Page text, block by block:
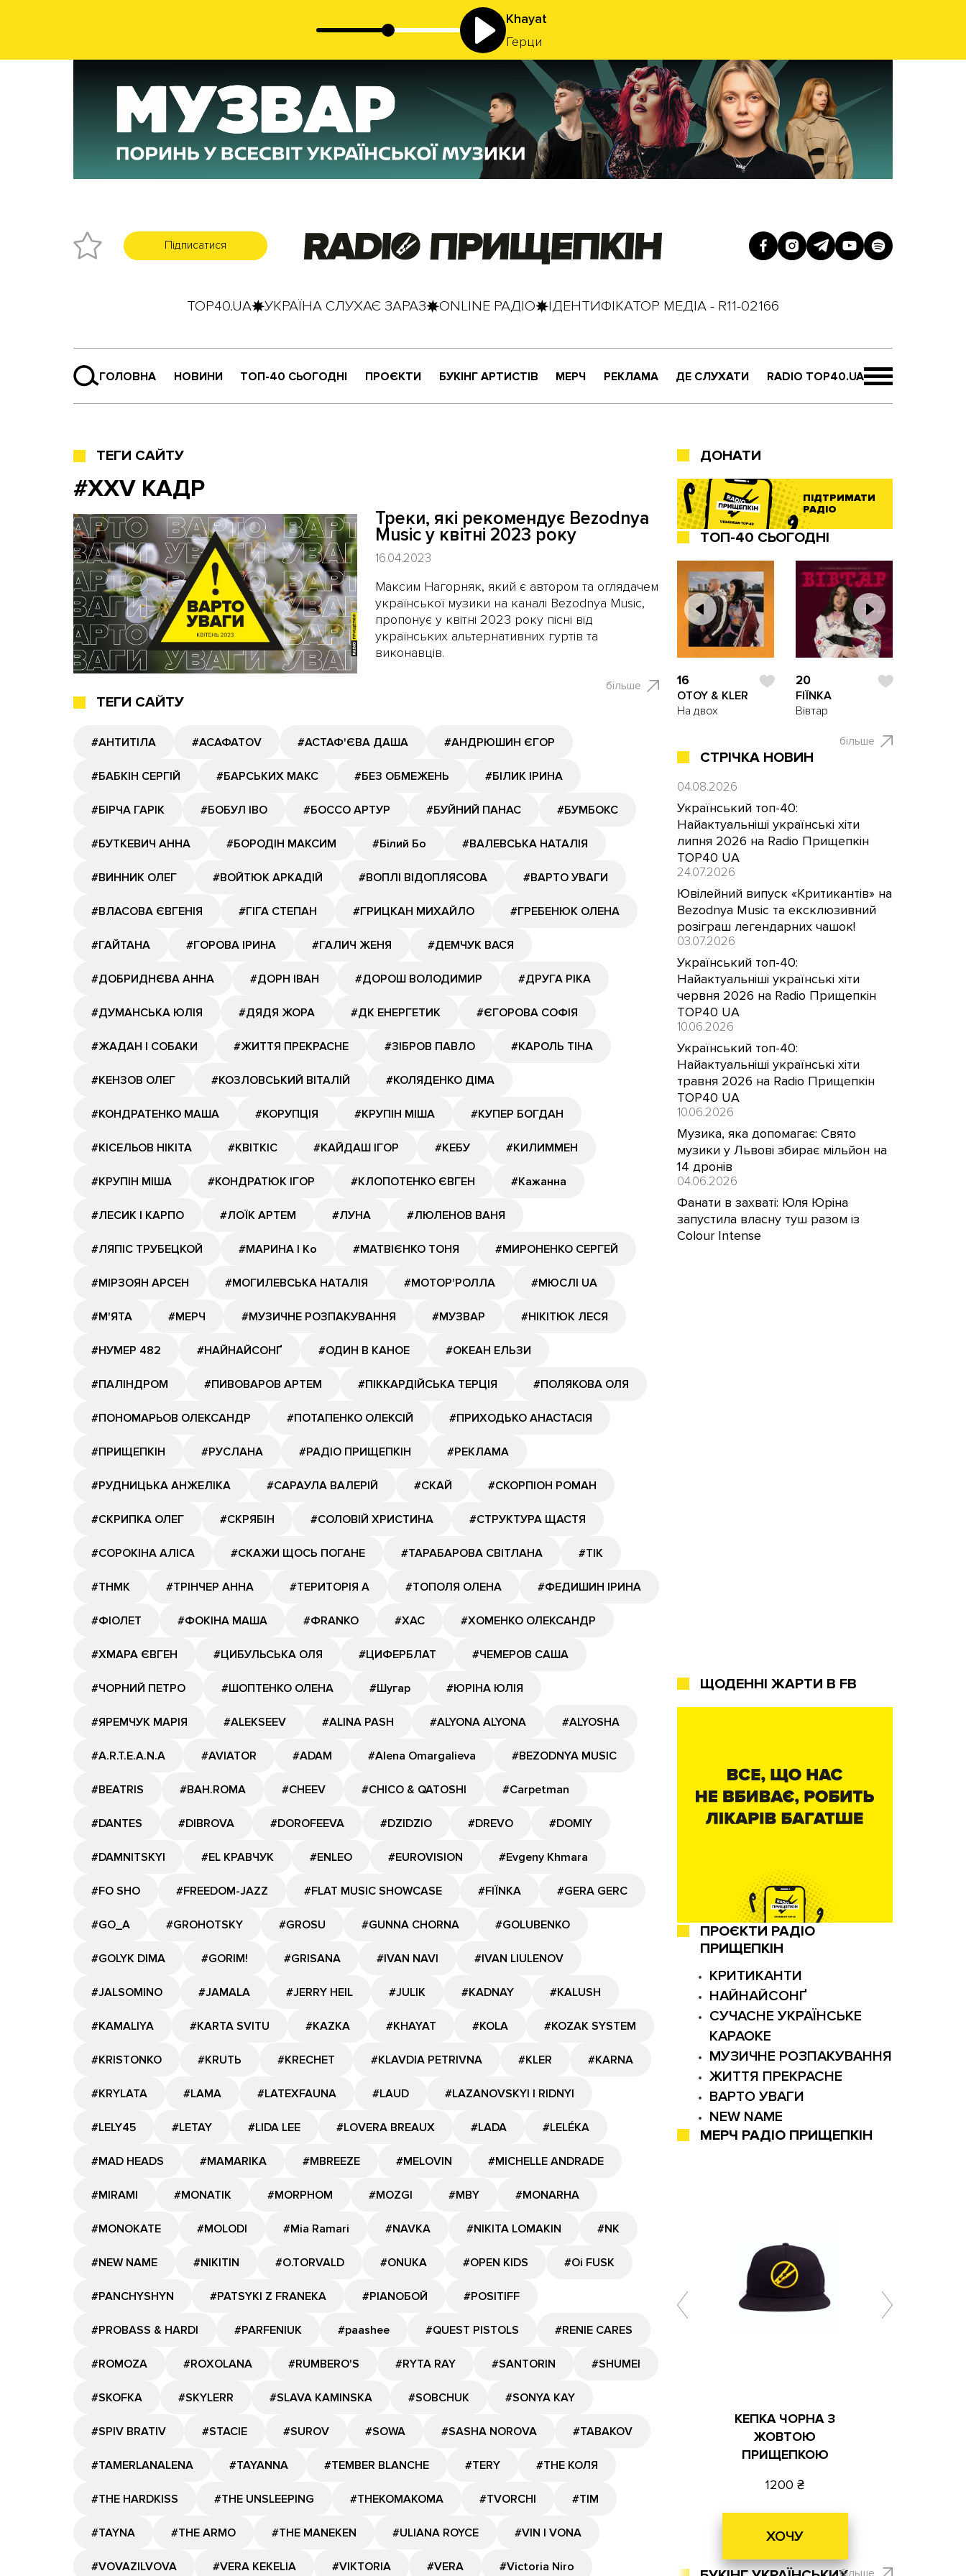
Khayat
Герци
Підписатися
TOP40.UA УКРАЇНА СЛУХАЄ ЗАРАЗ ONLINE РАДІО ІДЕНТИФІКАТОР МЕДІА - R11-02166
ГОЛОВНА НОВИНИ ТОП-40 СЬОГОДНІ ПРОЄКТИ
NEW NAME
СУЧАСНЕ УКРАЇНСЬКЕ КАРАОКЕ
БУКІНГ АРТИСТІВ МЕРЧ РЕКЛАМА ДЕ СЛУХАТИ RADIO TOP40.UA
ТЕГИ САЙТУ
#XXV КАДР
Треки, які рекомендує Bezodnya
Music у квітні 2023 року
16.04.2023
Максим Нагорняк, який є автором та оглядачем
української музики на каналі Bezodnya Music,
пропонує у квітні 2023 року пісні від
українських альтернативних гуртів та
виконавців.
більше
ТЕГИ САЙТУ
#АНТИТІЛА #АСАФАТОV #АСТАФ'ЄВА ДАША #АНДРЮШИН ЄГОР
#БАБКІН СЕРГІЙ #БАРСЬКИХ МАКС #БЕЗ ОБМЕЖЕНЬ #БІЛИК ІРИНА
#БІРЧА ГАРІК #БОБУЛ ІВО #БОССО АРТУР #БУЙНИЙ ПАНАС #БУМБОКС
#БУТКЕВИЧ АННА #БОРОДІН МАКСИМ #Білий Бо #ВАЛЕВСЬКА НАТАЛІЯ
#ВИННИК ОЛЕГ #ВОЙТЮК АРКАДІЙ #ВОПЛІ ВІДОПЛЯСОВА #ВАРТО УВАГИ
#ВЛАСОВА ЄВГЕНІЯ #ГІГА СТЕПАН #ГРИЦКАН МИХАЙЛО #ГРЕБЕНЮК ОЛЕНА
#ГАЙТАНА #ГОРОВА ІРИНА #ГАЛИЧ ЖЕНЯ #ДЕМЧУК ВАСЯ
#ДОБРИДНЄВА АННА #ДОРН ІВАН #ДОРОШ ВОЛОДИМИР #ДРУГА РІКА
#ДУМАНСЬКА ЮЛІЯ #ДЯДЯ ЖОРА #ДК ЕНЕРГЕТИК #ЄГОРОВА СОФІЯ
#ЖАДАН І СОБАКИ #ЖИТТЯ ПРЕКРАСНЕ #ЗІБРОВ ПАВЛО #КАРОЛЬ ТІНА
#КЕНЗОВ ОЛЕГ #КОЗЛОВСЬКИЙ ВІТАЛІЙ #КОЛЯДЕНКО ДІМА
#КОНДРАТЕНКО МАША #КОРУПЦІЯ #КРУПІН МІША #КУПЕР БОГДАН
#КІСЕЛЬОВ НІКІТА #КВІТКІС #КАЙДАШ ІГОР #КЕБУ #КИЛИММЕН
#КРУПІН МІША #КОНДРАТЮК ІГОР #КЛОПОТЕНКО ЄВГЕН #Кажанна
#ЛЕСИК І КАРПО #ЛОЇК АРТЕМ #ЛУНА #ЛЮЛЕНОВ ВАНЯ
#ЛЯПІС ТРУБЕЦКОЙ #МАРИНА І Ко #МАТВІЄНКО ТОНЯ #МИРОНЕНКО СЕРГЕЙ
#МІРЗОЯН АРСЕН #МОГИЛЕВСЬКА НАТАЛІЯ #МОТОР'РОЛЛА #МЮСЛІ UA
#М'ЯТА #МЕРЧ #МУЗИЧНЕ РОЗПАКУВАННЯ #МУЗВАР #НІКІТЮК ЛЕСЯ
#НУМЕР 482 #НАЙНАЙСОНҐ #ОДИН В КАНОЕ #ОКЕАН ЕЛЬЗИ
#ПАЛІНДРОМ #ПИВОВАРОВ АРТЕМ #ПІККАРДІЙСЬКА ТЕРЦІЯ #ПОЛЯКОВА ОЛЯ
#ПОНОМАРЬОВ ОЛЕКСАНДР #ПОТАПЕНКО ОЛЕКСІЙ #ПРИХОДЬКО АНАСТАСІЯ
#ПРИЩЕПКІН #РУСЛАНА #РАДІО ПРИЩЕПКІН #РЕКЛАМА
#РУДНИЦЬКА АНЖЕЛІКА #САРАУЛА ВАЛЕРІЙ #СКАЙ #СКОРПІОН РОМАН
#СКРИПКА ОЛЕГ #СКРЯБІН #СОЛОВІЙ ХРИСТИНА #СТРУКТУРА ЩАСТЯ
#СОРОКІНА АЛІСА #СКАЖИ ЩОСЬ ПОГАНЕ #ТАРАБАРОВА СВІТЛАНА #ТІК
#ТНМК #ТРІНЧЕР АННА #ТЕРИТОРІЯ А #ТОПОЛЯ ОЛЕНА #ФЕДИШИН ІРИНА
#ФІОЛЕТ #ФОКІНА МАША #ФRANKO #ХАС #ХОМЕНКО ОЛЕКСАНДР
#ХМАРА ЄВГЕН #ЦИБУЛЬСЬКА ОЛЯ #ЦИФЕРБЛАТ #ЧЕМЕРОВ САША
#ЧОРНИЙ ПЕТРО #ШОПТЕНКО ОЛЕНА #Шугар #ЮРІНА ЮЛІЯ
#ЯРЕМЧУК МАРІЯ #ALEKSEEV #ALINA PASH #ALYONA ALYONA #ALYOSHA
#A.R.T.E.A.N.A #AVIATOR #ADAM #Alena Omargalieva #BEZODNYA MUSIC
#BEATRIS #BAH.ROMA #CHEEV #CHICO & QATOSHI #Carpetman
#DANTES #DIBROVA #DOROFEEVA #DZIDZIO #DREVO #DOMIY
#DAMNITSKYI #EL КРАВЧУК #ENLEO #EUROVISION #Evgeny Khmara
#FO SHO #FREEDOM-JAZZ #FLAT MUSIC SHOWCASE #FIЇNKA #GERA GERC
#GО_A #GROHOTSKY #GROSU #GUNNA CHORNA #GOLUBENKO
#GOLYK DIMA #GORIM! #GRISANA #IVAN NAVI #IVAN LIULENOV
#JALSOMINO #JAMALA #JERRY HEIL #JULIK #KADNAY #KALUSH
#KAMALIYA #KARTA SVITU #KAZKA #KHAYAT #KOLA #KOZAK SYSTEM
#KRISTONKO #KRUTЬ #KRECHET #KLAVDIA PETRIVNA #KLER #KARNA
#KRYLATA #LAMA #LATEXFAUNA #LAUD #LAZANOVSKYI I RIDNYI
#LELY45 #LETAY #LIDA LEE #LOVERA BREAUX #LADA #LELÉKA
#MAD HEADS #MAMARIKA #MBREEZE #MELOVIN #MICHELLE ANDRADE
#MIRAMI #MONATIK #MORPHOM #MOZGI #MBY #MONARHA
#MONOKATE #MOLODI #Mia Ramari #NAVKA #NIKITA LOMAKIN #NK
#NEW NAME #NIKITIN #O.TORVALD #ONUKA #OPEN KIDS #Oi FUSK
#PANCHYSHYN #PATSYKI Z FRANEKA #PIANOБОЙ #POSITIFF
#PROBASS & HARDI #PARFENIUK #paashee #QUEST PISTOLS #RENIE CARES
#ROMOZA #ROXOLANA #RUMBERO'S #RYTA RAY #SANTORIN #SHUMEI
#SKOFKA #SKYLERR #SLAVA KAMINSKA #SOBCHUK #SONYA KAY
#SPIV BRATIV #STACIE #SUROV #SOWA #SASHA NOROVA #TABAKOV
#TAMERLANALENA #TAYANNA #TEMBER BLANCHE #TERY #THE КОЛЯ
#THE HARDKISS #THE UNSLEEPING #THEKOMAKOMA #TVORCHI #TIM
#TAYNA #THE ARMO #THE MANEKEN #ULIANA ROYCE #VIN I VONA
#VOVAZILVOVA #VERA KEKELIA #VIKTORIA #VERA #Victoria Niro
ДОНАТИ
ПІДТРИМАТИ
РАДІО
ТОП-40 СЬОГОДНІ
16
OTOY & KLER
На двох
20
FIЇNKA
Вівтар
більше
СТРІЧКА НОВИН
04.08.2026
Український топ-40:
Найактуальніші українські хіти
липня 2026 на Radio Прищепкін
TOP40 UA
24.07.2026
Ювілейний випуск «Критикантів» на
Bezodnya Music та ексклюзивний
розіграш легендарних чашок!
03.07.2026
Український топ-40:
Найактуальніші українські хіти
червня 2026 на Radio Прищепкін
TOP40 UA
10.06.2026
Український топ-40:
Найактуальніші українські хіти
травня 2026 на Radio Прищепкін
TOP40 UA
10.06.2026
Музика, яка допомагає: Свято
музики у Львові збирає мільйон на
14 дронів
04.06.2026
Фанати в захваті: Юля Юріна
запустила власну туш разом із
Colour Intense
ЩОДЕННІ ЖАРТИ В FB
ПРОЄКТИ РАДІО
ПРИЩЕПКІН
КРИТИКАНТИ
НАЙНАЙСОНҐ
СУЧАСНЕ УКРАЇНСЬКЕ
КАРАОКЕ
МУЗИЧНЕ РОЗПАКУВАННЯ
ЖИТТЯ ПРЕКРАСНЕ
ВАРТО УВАГИ
NEW NAME
МЕРЧ РАДІО ПРИЩЕПКІН
КЕПКА ЧОРНА З
ЖОВТОЮ
ПРИЩЕПКОЮ
1200
ХОЧУ
більше